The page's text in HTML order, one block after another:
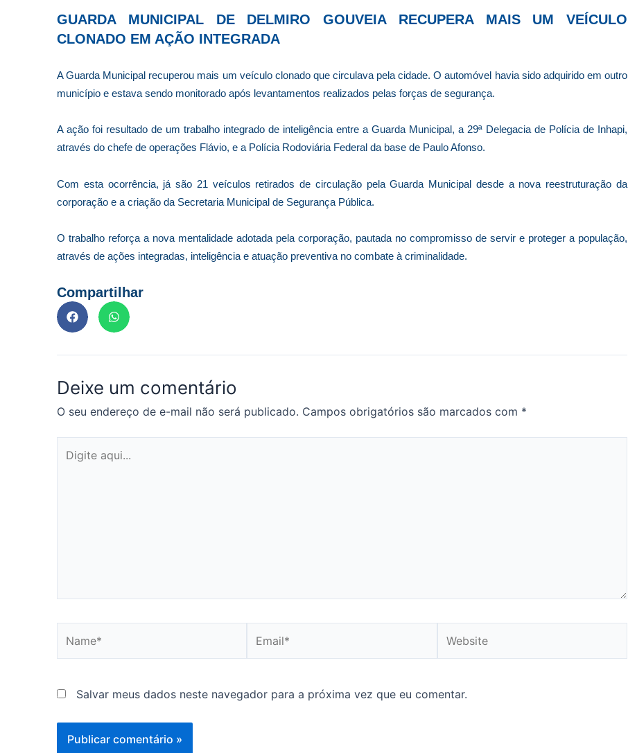
GUARDA MUNICIPAL DE DELMIRO GOUVEIA RECUPERA MAIS UM VEÍCULO
CLONADO EM AÇÃO INTEGRADA
A Guarda Municipal recuperou mais um veículo clonado que circulava pela cidade. O automóvel havia sido adquirido em outro
município e estava sendo monitorado após levantamentos realizados pelas forças de segurança.
A ação foi resultado de um trabalho integrado de inteligência entre a Guarda Municipal, a 29ª Delegacia de Polícia de Inhapi,
através do chefe de operações Flávio, e a Polícia Rodoviária Federal da base de Paulo Afonso.
Com esta ocorrência, já são 21 veículos retirados de circulação pela Guarda Municipal desde a nova reestruturação da
corporação e a criação da Secretaria Municipal de Segurança Pública.
O trabalho reforça a nova mentalidade adotada pela corporação, pautada no compromisso de servir e proteger a população,
através de ações integradas, inteligência e atuação preventiva no combate à criminalidade.
Compartilhar
Deixe um comentário
O seu endereço de e-mail não será publicado. Campos obrigatórios são marcados com *
aqui...
Salvar meus dados neste navegador para a próxima vez que eu comentar.